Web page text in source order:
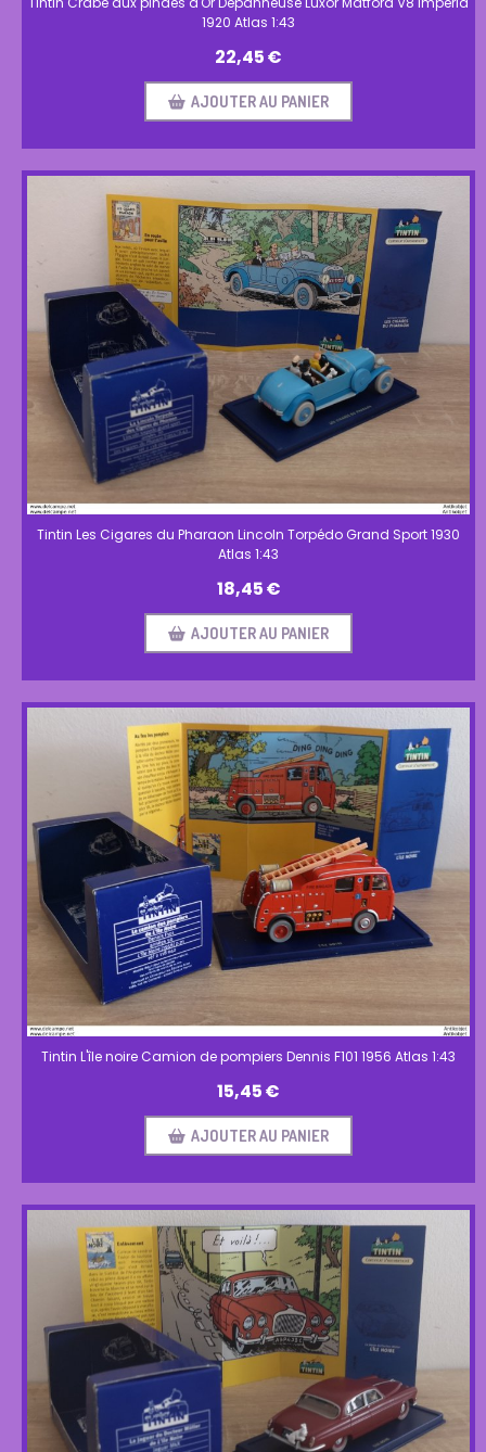
1920 Atlas 1:43
22,45€
AJOUTER AU PANIER
Tintin Les Cigares du Pharaon Lincoln Torpédo Grand Sport 1930
Atlas 1:43
18,45€
AJOUTER AU PANIER
Tintin L'île noire Camion de pompiers Dennis F101 1956 Atlas 1:43
15,45€
AJOUTER AU PANIER